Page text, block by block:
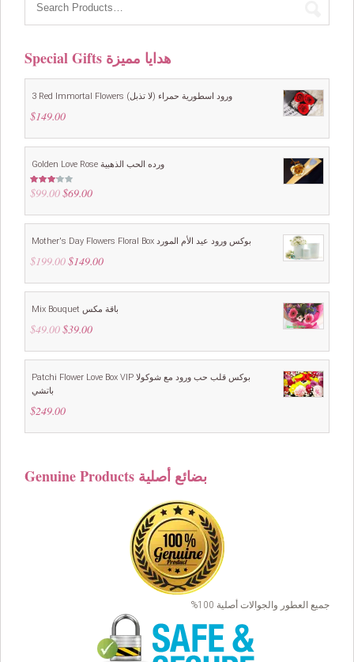
Special Gifts هدايا مميزة
3 Red Immortal Flowers ورود اسطورية حمراء (لا تذبل)
$149.00
Golden Love Rose ورده الحب الذهبية
Rated
3.00
5
$99.00 Original
was:
$69.00Current
is:
Mother's Day Flowers Floral Box بوكس ورود عيد الأم المورد
$199.00 Original
was:
$149.00Current
is:
Mix Bouquet باقة مكس
$49.00 Original
was:
$39.00Current
is:
Patchi Flower Love Box VIP بوكس قلب حب ورود مع شوكولا
باتشي
$249.00
Genuine Products بضائع أصلية
جميع العطور والجوالات أصلية 100%